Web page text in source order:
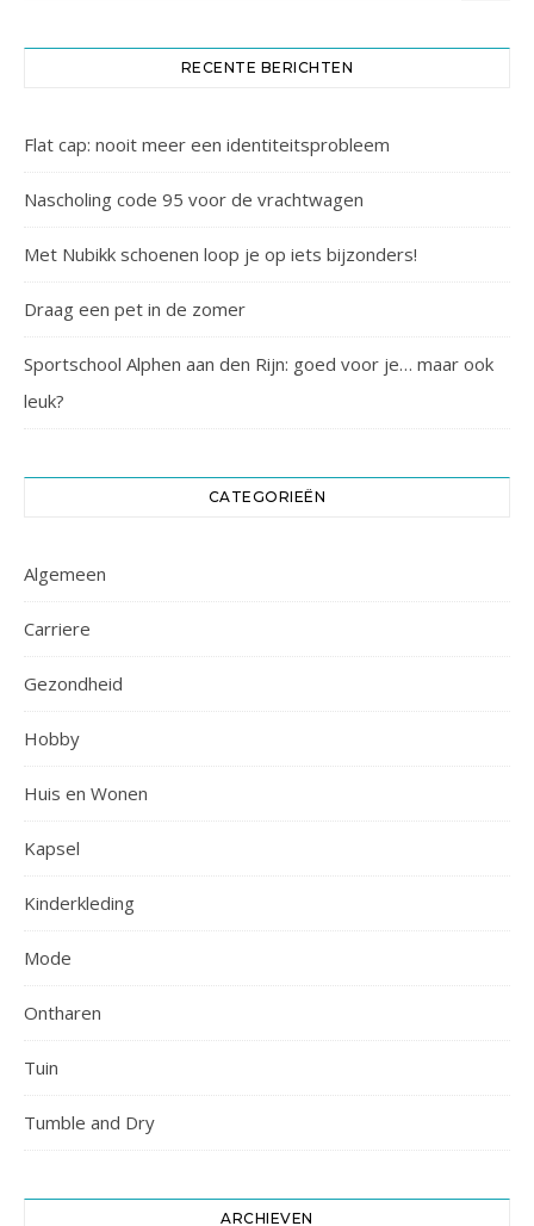
RECENTE BERICHTEN
Flat cap: nooit meer een identiteitsprobleem
Nascholing code 95 voor de vrachtwagen
Met Nubikk schoenen loop je op iets bijzonders!
Draag een pet in de zomer
Sportschool Alphen aan den Rijn: goed voor je… maar ook
leuk?
CATEGORIEËN
Algemeen
Carriere
Gezondheid
Hobby
Huis en Wonen
Kapsel
Kinderkleding
Mode
Ontharen
Tuin
Tumble and Dry
ARCHIEVEN